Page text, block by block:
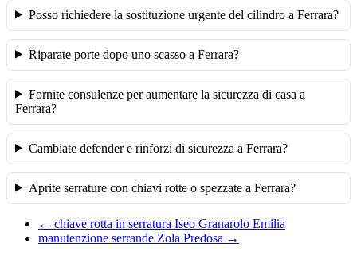
Posso richiedere la sostituzione urgente del cilindro a Ferrara?
Riparate porte dopo uno scasso a Ferrara?
Fornite consulenze per aumentare la sicurezza di casa a
Ferrara?
Cambiate defender e rinforzi di sicurezza a Ferrara?
Aprite serrature con chiavi rotte o spezzate a Ferrara?
← chiave rotta in serratura Iseo Granarolo Emilia
manutenzione serrande Zola Predosa →